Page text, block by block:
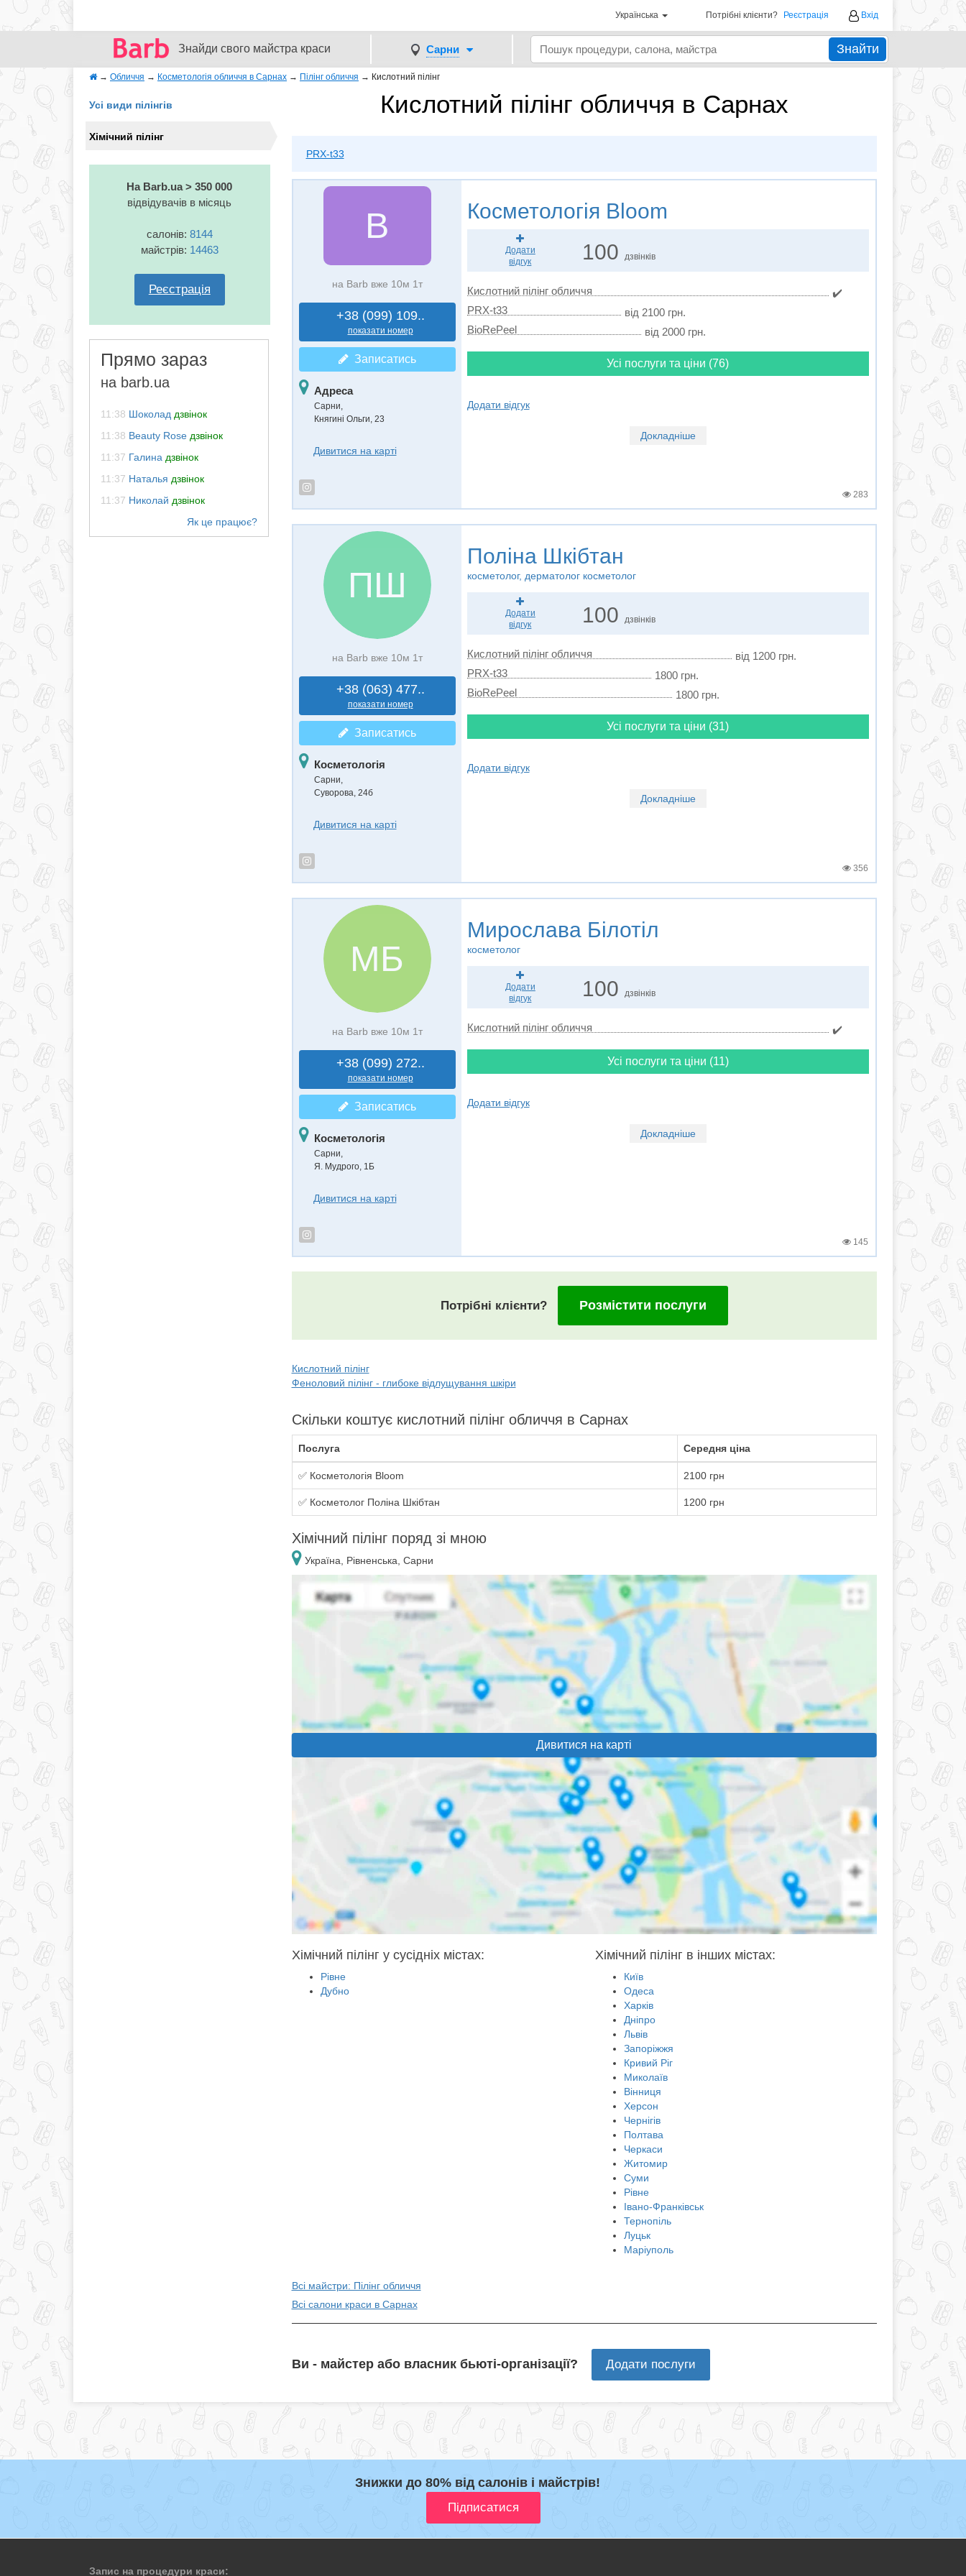
Українська Потрібні клієнти? Реєстрація Вхід
Знайди свого майстра краси Сарни Знайти
→ Обличчя → Косметологія обличчя в Сарнах → Пілінг обличчя → Кислотний пілінг
Кислотний пілінг обличчя в Сарнах
PRX-t33
Усі види пілінгів
Хімічний пілінг
На Barb.ua > 350 000
відвідувачів в місяць
салонів: 8144
майстрів: 14463
Реєстрація
Прямо зараз
на barb.ua
11:38 Шоколад дзвінок
11:38 Beauty Rose дзвінок
11:37 Галина дзвінок
11:37 Наталья дзвінок
11:37 Николай дзвінок
B
на Barb вже 10м 1т
+38 (099) 109..
показати номер
Записатись
Адреса
Сарни,
Княгині Ольги, 23
Дивитися на карті
Косметологія Bloom
Додати
відгук
100 дзвінків
Кислотний пілінг обличчя
✔️
PRX-t33
від 2100 грн.
BioRePeel
від 2000 грн.
Усі послуги та ціни (76)
Додати відгук
Докладніше
283
ПШ
на Barb вже 10м 1т
+38 (063) 477..
показати номер
Записатись
Косметологія
Сарни,
Суворова, 24б
Дивитися на карті
Поліна Шкібтан
косметолог, дерматолог косметолог
Додати
відгук
100 дзвінків
Кислотний пілінг обличчя
від 1200 грн.
PRX-t33
1800 грн.
BioRePeel
1800 грн.
Усі послуги та ціни (31)
Додати відгук
Докладніше
356
МБ
на Barb вже 10м 1т
+38 (099) 272..
показати номер
Записатись
Косметологія
Сарни,
Я. Мудрого, 1Б
Дивитися на карті
Мирослава Білотіл
косметолог
Додати
відгук
100 дзвінків
Кислотний пілінг обличчя ✔️
Усі послуги та ціни (11)
Додати відгук
Докладніше
145
Потрібні клієнти? Розмістити послуги
Кислотний пілінг
Феноловий пілінг - глибоке відлущування шкіри
Скільки коштує кислотний пілінг обличчя в Сарнах
Послуга Середня ціна
✅ Косметологія Bloom 2100 грн
✅ Косметолог Поліна Шкібтан 1200 грн
Хімічний пілінг поряд зі мною
Україна, Рівненська, Сарни
Дивитися на карті
Хімічний пілінг у сусідніх містах:
Рівне
Дубно
Хімічний пілінг в інших містах:
Київ
Одеса
Харків
Дніпро
Львів
Запоріжжя
Кривий Ріг
Миколаїв
Вінниця
Херсон
Чернігів
Полтава
Черкаси
Житомир
Суми
Рівне
Івано-Франківськ
Тернопіль
Луцьк
Маріуполь
Всі майстри: Пілінг обличчя
Всі салони краси в Сарнах
Ви - майстер або власник бьюті-організації? Додати послуги
Знижки до 80% від салонів і майстрів!
Запис на процедури краси: